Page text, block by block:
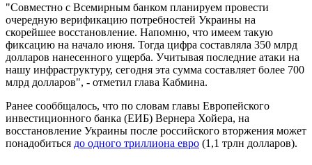
"Совместно с Всемирным банком планируем провести
очередную верификацию потребностей Украины на
скорейшее восстановление. Напомню, что имеем такую
фиксацию на начало июня. Тогда цифра составляла 350 млрд
долларов нанесенного ущерба. Учитывая последние атаки на
нашу инфраструктуру, сегодня эта сумма составляет более 700
млрд долларов", - отметил глава Кабмина.
Ранее сооббщалось, что по словам главы Европейского
инвестиционного банка (ЕИБ) Вернера Хойера, на
восстановление Украины после российского вторжения может
понадобиться до одного триллиона евро (1,1 трлн долларов).